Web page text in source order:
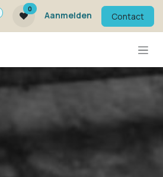
0
Aanmelden Contact